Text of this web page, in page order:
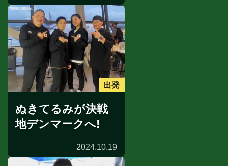
出発
ぬきてるみが決戦
地デンマークへ!
2024.10.19